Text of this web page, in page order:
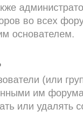
во всех
основателем.
(или
им
или удалять